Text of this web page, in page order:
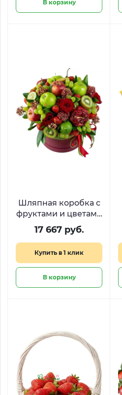
В корзину
Шляпная коробка с
фруктами и цветами
«Рубиновый сад»
17 667 руб.
Купить в 1 клик
В корзину